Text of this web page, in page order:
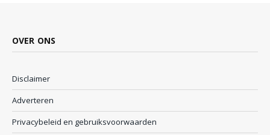
OVER ONS
Disclaimer
Adverteren
Privacybeleid en gebruiksvoorwaarden